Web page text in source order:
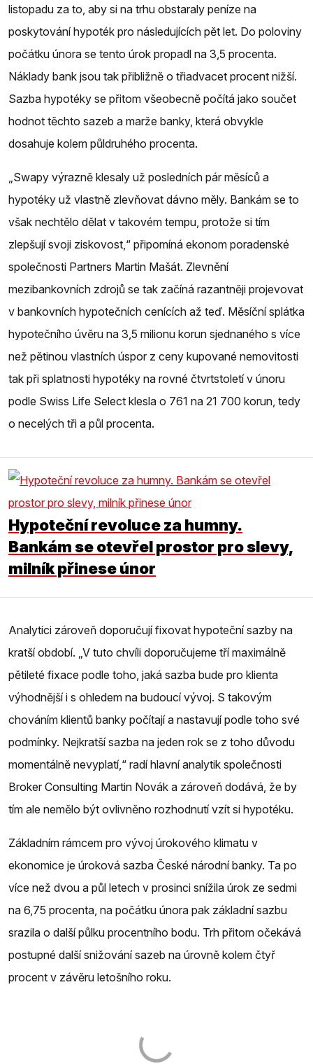
listopadu za to, aby si na trhu obstaraly peníze na
poskytování hypoték pro následujících pět let. Do poloviny
počátku února se tento úrok propadl na 3,5 procenta.
Náklady bank jsou tak přibližně o třiadvacet procent nižší.
Sazba hypotéky se přitom všeobecně počítá jako součet
hodnot těchto sazeb a marže banky, která obvykle
dosahuje kolem půldruhého procenta.
„Swapy výrazně klesaly už posledních pár měsíců a
hypotéky už vlastně zlevňovat dávno měly. Bankám se to
však nechtělo dělat v takovém tempu, protože si tím
zlepšují svoji ziskovost,“ připomíná ekonom poradenské
společnosti Partners Martin Mašát. Zlevnění
mezibankovních zdrojů se tak začíná razantněji projevovat
v bankovních hypotečních cenících až teď. Měsíční splátka
hypotečního úvěru na 3,5 milionu korun sjednaného s více
než pětinou vlastních úspor z ceny kupované nemovitosti
tak při splatnosti hypotéky na rovné čtvrtstoletí v únoru
podle Swiss Life Select klesla o 761 na 21 700 korun, tedy
o necelých tři a půl procenta.
Hypoteční revoluce za humny.
Bankám se otevřel prostor pro slevy,
milník přinese únor
Analytici zároveň doporučují fixovat hypoteční sazby na
kratší období. „V tuto chvíli doporučujeme tří maximálně
pětileté fixace podle toho, jaká sazba bude pro klienta
výhodnější i s ohledem na budoucí vývoj. S takovým
chováním klientů banky počítají a nastavují podle toho své
podmínky. Nejkratší sazba na jeden rok se z toho důvodu
momentálně nevyplatí,“ radí hlavní analytik společnosti
Broker Consulting Martin Novák a zároveň dodává, že by
tím ale nemělo být ovlivněno rozhodnutí vzít si hypotéku.
Základním rámcem pro vývoj úrokového klimatu v
ekonomice je úroková sazba České národní banky. Ta po
více než dvou a půl letech v prosinci snížila úrok ze sedmi
na 6,75 procenta, na počátku února pak základní sazbu
srazila o další půlku procentního bodu. Trh přitom očekává
postupné další snižování sazeb na úrovně kolem čtyř
procent v závěru letošního roku.